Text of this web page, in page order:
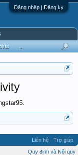
Đăng nhập | Đăng ký
Liên hệ
Trợ giúp
Quy định và Nội quy